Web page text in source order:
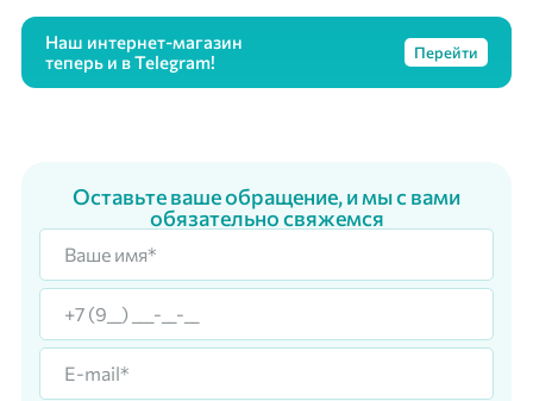
Наш интернет-магазин
теперь и в Telegram!
Перейти
Оставьте ваше обращение, и мы с вами
обязательно свяжемся